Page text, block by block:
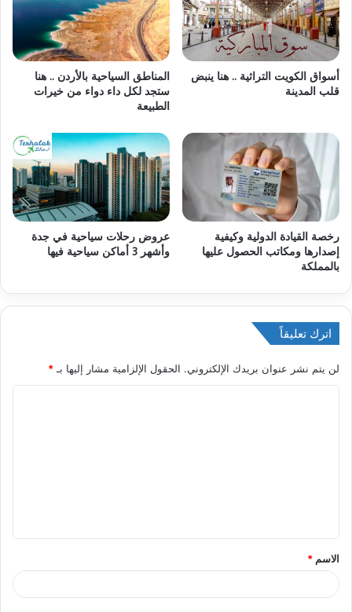
أسواق الكويت التراثية .. هنا ينبض
قلب المدينة
المناطق السياحية بالأردن .. هنا
ستجد لكل داء دواء من خيرات
الطبيعة
رخصة القيادة الدولية وكيفية
إصدارها ومكاتب الحصول عليها
بالمملكة
عروض رحلات سياحية في جدة
وأشهر 3 أماكن سياحية فيها
اترك تعليقاً
لن يتم نشر عنوان بريدك الإلكتروني. الحقول الإلزامية مشار إليها بـ *
ق
*
الاسم *